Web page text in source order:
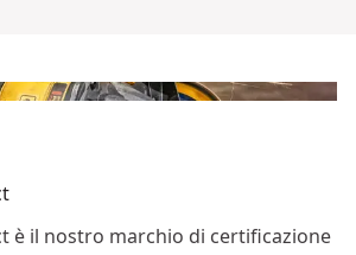
è il nostro marchio di certificazione